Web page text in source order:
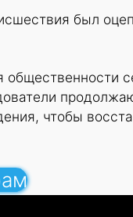
был
общественности
чтобы